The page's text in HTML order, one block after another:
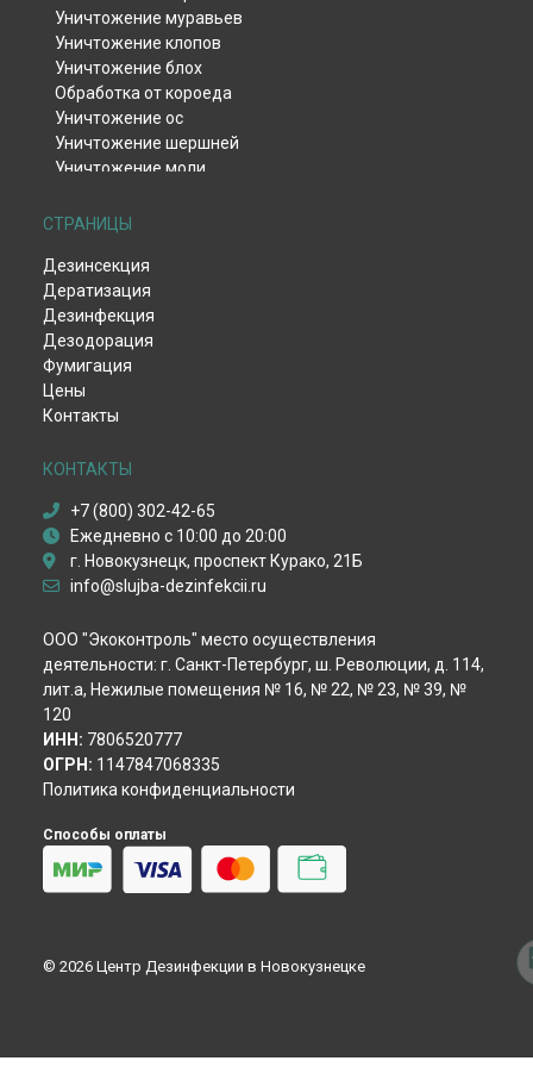
Уничтожение муравьев
Уничтожение клопов
Уничтожение блох
Обработка от короеда
Уничтожение ос
Уничтожение шершней
Уничтожение моли
Уничтожение клещей
Уничтожение мокриц
Уничтожение мух
Обработка от жука-кожееда
Обработка от жука-точильщика
Обработка от долгоносика
Уничтожение чешуйницы
Удаление плесени и грибка
Дезинфекция после смерти
Пест-контроль
Демеркуризация ртути
Уничтожение крыс
Уничтожение мышей
Уничтожение змей
Гербицидная обработка
Акарицидная обработка
Избавление от сколопендр
СТРАНИЦЫ
Дезинсекция
Дератизация
Дезинфекция
Дезодорация
Фумигация
Цены
Контакты
КОНТАКТЫ
+7 (800) 302-42-65
Ежедневно с 10:00 до 20:00
г. Новокузнецк, проспект Курако, 21Б
info@slujba-dezinfekcii.ru
ООО "Экоконтроль" место осуществления
деятельности: г. Санкт-Петербург, ш. Революции, д. 114,
лит.а, Нежилые помещения № 16, № 22, № 23, № 39, №
120
ИНН: 7806520777
ОГРН: 1147847068335
Политика конфиденциальности
Способы оплаты
© 2026 Центр Дезинфекции в Новокузнецке